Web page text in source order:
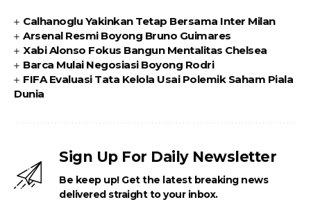
Calhanoglu Yakinkan Tetap Bersama Inter Milan
Arsenal Resmi Boyong Bruno Guimares
Xabi Alonso Fokus Bangun Mentalitas Chelsea
Barca Mulai Negosiasi Boyong Rodri
FIFA Evaluasi Tata Kelola Usai Polemik Saham Piala
Dunia
Sign Up For Daily Newsletter
Be keep up! Get the latest breaking news
delivered straight to your inbox.